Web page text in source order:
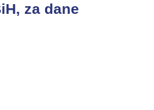
za dane